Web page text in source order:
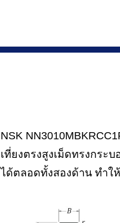
NSK
เที่ยงตรงสูงเม็ดทรงกระ
ได้ตลอดทั้งสองด้าน ทำใ